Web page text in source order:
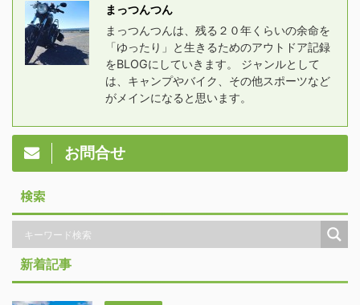
まっつんつん
まっつんつんは、残る２０年くらいの余命を
「ゆったり」と生きるためのアウトドア記録
をBLOGにしていきます。 ジャンルとして
は、キャンプやバイク、その他スポーツなど
がメインになると思います。
お問合せ
検索
新着記事